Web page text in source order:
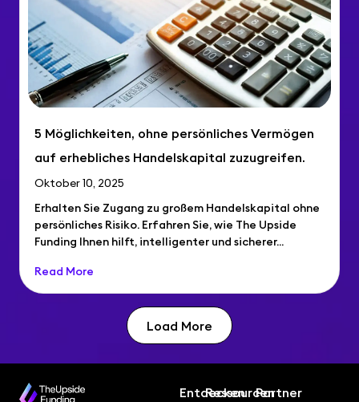
5 Möglichkeiten, ohne persönliches Vermögen
auf erhebliches Handelskapital zuzugreifen.
Oktober 10, 2025
Erhalten Sie Zugang zu großem Handelskapital ohne
persönliches Risiko. Erfahren Sie, wie The Upside
Funding Ihnen hilft, intelligenter und sicherer...
Read More
Load More
Entdecken
RessourcenPartner